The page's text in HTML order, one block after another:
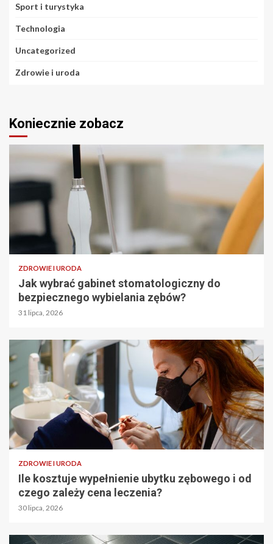
Sport i turystyka
Technologia
Uncategorized
Zdrowie i uroda
Koniecznie zobacz
ZDROWIE I URODA
Jak wybrać gabinet stomatologiczny do
bezpiecznego wybielania zębów?
31 lipca, 2026
ZDROWIE I URODA
Ile kosztuje wypełnienie ubytku zębowego i od
czego zależy cena leczenia?
30 lipca, 2026